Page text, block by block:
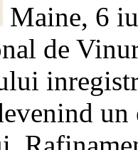
Maine, 6
de